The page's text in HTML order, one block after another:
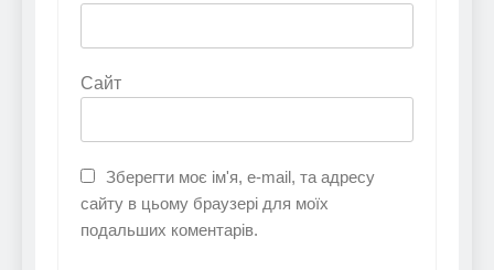
Сайт
Зберегти моє ім'я, e-mail, та адресу
сайту в цьому браузері для моїх
подальших коментарів.